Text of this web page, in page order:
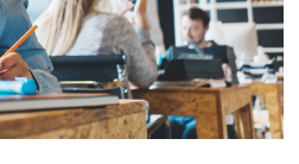
в
Виктор Рудаков, «им
старого», считает он.
будет меняться, так как
демографические
численность молодежи